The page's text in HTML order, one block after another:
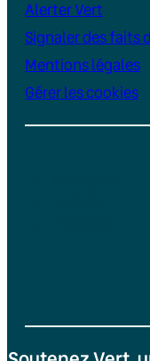
Alerter Vert
Signaler des faits
Mentions légales
Gérer les cookies